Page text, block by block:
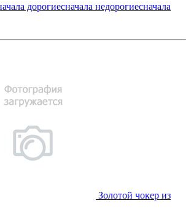
дорогиесначала недорогиесначала
Золотой чокер из